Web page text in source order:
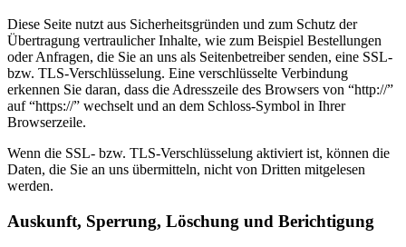
Diese Seite nutzt aus Sicherheitsgründen und zum Schutz der
Übertragung vertraulicher Inhalte, wie zum Beispiel Bestellungen
oder Anfragen, die Sie an uns als Seitenbetreiber senden, eine SSL-
bzw. TLS-Verschlüsselung. Eine verschlüsselte Verbindung
erkennen Sie daran, dass die Adresszeile des Browsers von “http://”
auf “https://” wechselt und an dem Schloss-Symbol in Ihrer
Browserzeile.
Wenn die SSL- bzw. TLS-Verschlüsselung aktiviert ist, können die
Daten, die Sie an uns übermitteln, nicht von Dritten mitgelesen
werden.
Auskunft, Sperrung, Löschung und Berichtigung